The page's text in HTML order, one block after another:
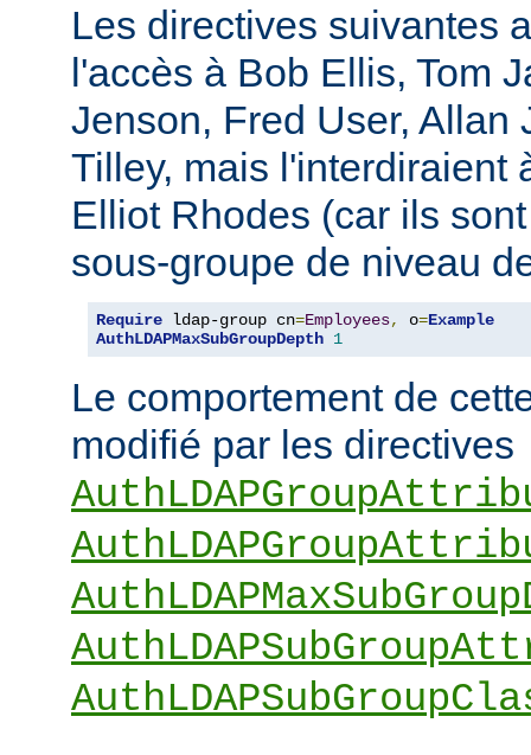
Les directives suivantes
l'accès à Bob Ellis, Tom
Jenson, Fred User, Allan
Tilley, mais l'interdiraient
Elliot Rhodes (car ils
sous-groupe de niveau
Require ldap-group cn=Employees, o=Example
AuthLDAPMaxSubGroupDepth 1
Le comportement de
modifié par les directives